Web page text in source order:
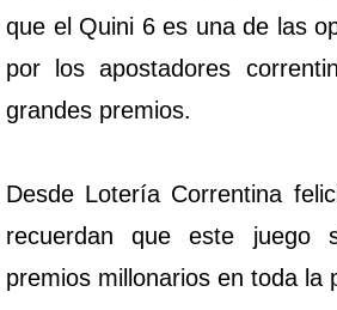
que el Quini 6 es una de las
por los apostadores
grandes premios.
Desde Lotería Correntina
recuerdan que este juego
premios millonarios en toda la